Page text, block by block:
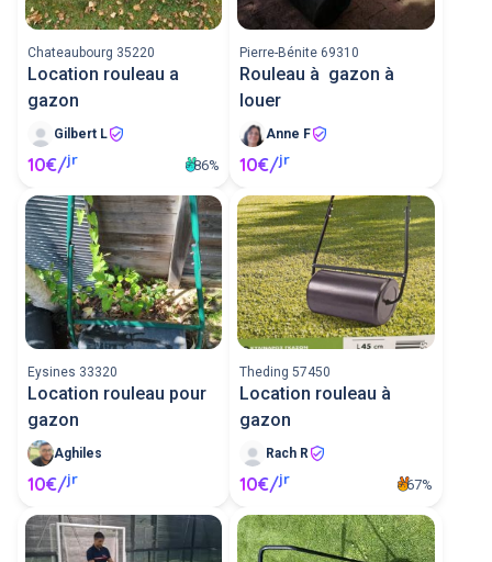
Chateaubourg 35220
Location rouleau a
gazon
Gilbert L
10€/jr 86%
Pierre-Bénite 69310
Rouleau à gazon à
louer
Anne F
10€/jr
Eysines 33320
Location rouleau pour
gazon
Aghiles
10€/jr
Theding 57450
Location rouleau à
gazon
Rach R
10€/jr 67%